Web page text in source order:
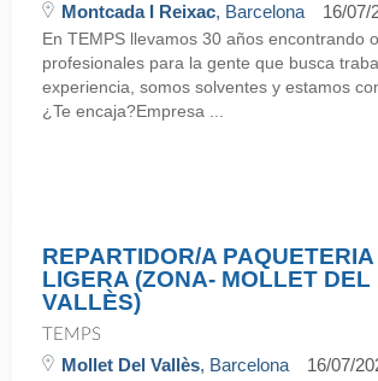
Montcada I Reixac, Barcelona 16/07/
En TEMPS llevamos 30 años encontrando
profesionales para la gente que busca
experiencia, somos solventes y estamos
¿Te encaja?Empresa ...
REPARTIDOR/A PAQUETERIA
LIGERA (ZONA- MOLLET DEL
VALLÈS)
TEMPS
Mollet Del Vallès, Barcelona 16/07/